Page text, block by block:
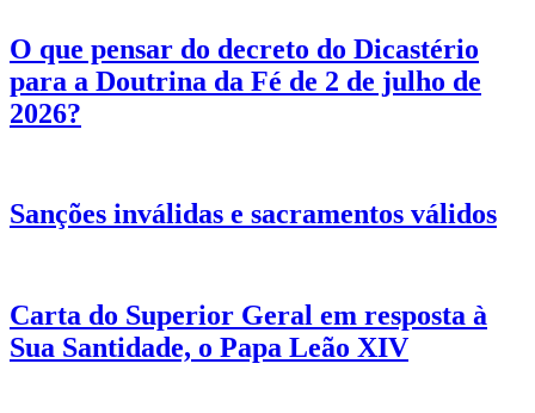
O que pensar do decreto do Dicastério
para a Doutrina da Fé de 2 de julho de
2026?
Sanções inválidas e sacramentos válidos
Carta do Superior Geral em resposta à
Sua Santidade, o Papa Leão XIV